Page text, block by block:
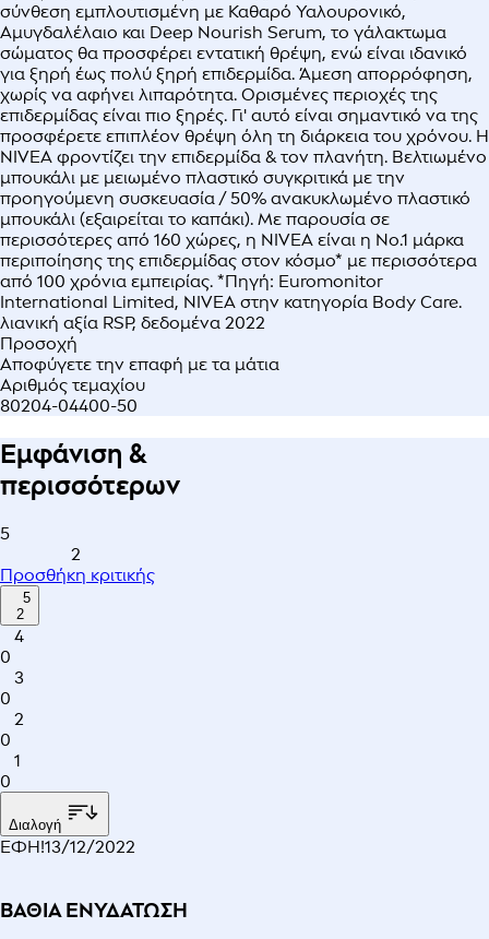
σύνθεση εμπλουτισμένη με Καθαρό Υαλουρονικό,
Αμυγδαλέλαιο και Deep Nourish Serum, το γάλακτωμα
σώματος θα προσφέρει εντατική θρέψη, ενώ είναι ιδανικό
για ξηρή έως πολύ ξηρή επιδερμίδα. Άμεση απορρόφηση,
χωρίς να αφήνει λιπαρότητα. Ορισμένες περιοχές της
επιδερμίδας είναι πιο ξηρές. Γι' αυτό είναι σημαντικό να της
προσφέρετε επιπλέον θρέψη όλη τη διάρκεια του χρόνου. Η
NIVEA φροντίζει την επιδερμίδα & τον πλανήτη. Βελτιωμένο
μπουκάλι με μειωμένο πλαστικό συγκριτικά με την
προηγούμενη συσκευασία / 50% ανακυκλωμένο πλαστικό
μπουκάλι (εξαιρείται το καπάκι). Με παρουσία σε
περισσότερες από 160 χώρες, η NIVEA είναι η Νο.1 μάρκα
περιποίησης της επιδερμίδας στον κόσμο* με περισσότερα
από 100 χρόνια εμπειρίας. *Πηγή: Euromonitor
International Limited, NIVEA στην κατηγορία Body Care.
λιανική αξία RSP, δεδομένα 2022
Προσοχή
Αποφύγετε την επαφή με τα μάτια
Αριθμός τεμαχίου
80204-04400-50
Εμφάνιση &
περισσότερων
5
2
Προσθήκη κριτικής
5
2
4
0
3
0
2
0
1
0
Διαλογή
ΕΦΗ!13/12/2022
ΒΑΘΙΑ ΕΝΥΔΑΤΩΣΗ